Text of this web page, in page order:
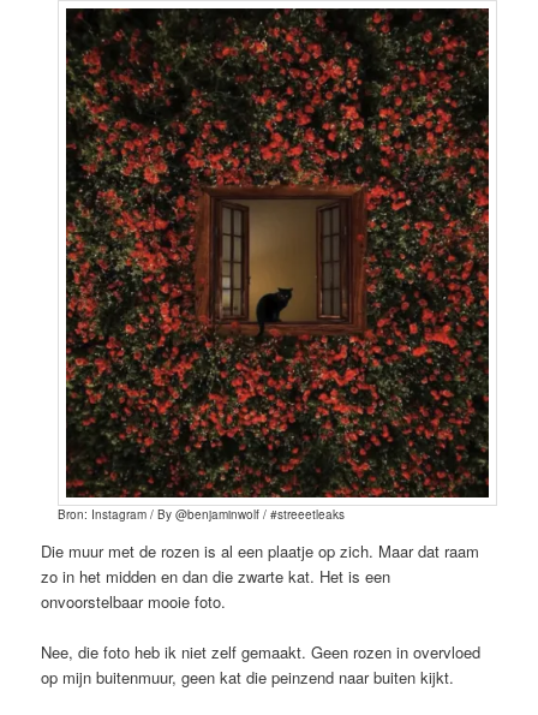
Bron: Instagram / By @benjaminwolf / #streeetleaks
Die muur met de rozen is al een plaatje op zich. Maar dat raam
zo in het midden en dan die zwarte kat. Het is een
onvoorstelbaar mooie foto.
Nee, die foto heb ik niet zelf gemaakt. Geen rozen in overvloed
op mijn buitenmuur, geen kat die peinzend naar buiten kijkt.